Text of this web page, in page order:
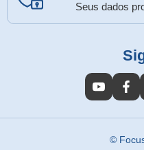
Seus dados
©